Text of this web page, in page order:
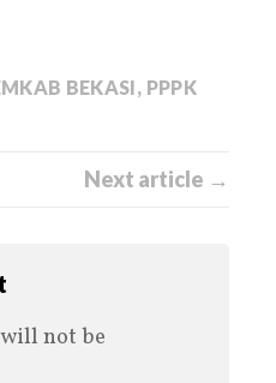
BEKASI, PPPK
Next article →
not be